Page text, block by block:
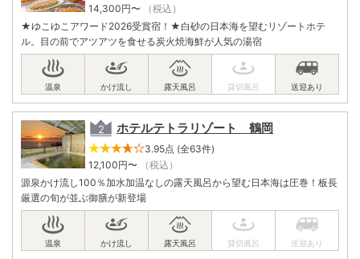
14,300円〜
（税込）
★ゆこゆこアワード2026受賞宿！★白砂の日本海を望むリゾートホテ
ル。目の前でアツアツを食せる炭火焼海鮮が人気の湯宿
ホテルテトラリゾート 鶴岡
3.95点 (全63件)
12,100円〜
（税込）
源泉かけ流し100％加水加温なしの露天風呂から望む日本海は圧巻！板長
厳選の旬が並ぶ御膳が新登場